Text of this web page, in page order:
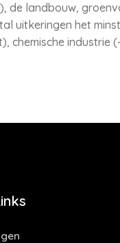
de landbouw,
uitkeringen het
chemische industrie